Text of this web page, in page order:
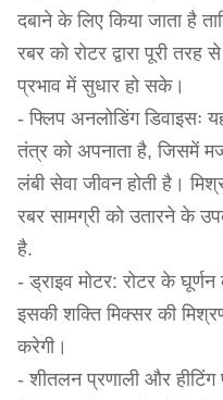
दबाने के लिए किया जाता है
रबर को रोटर द्वारा पूरी
प्रभाव में सुधार हो सके।
- फ्लिप अनलोडिंग डिवाइसः
तंत्र को अपनाता है, जिसमें
लंबी सेवा जीवन होती है।
रबर सामग्री को उतारने के
है.
- ड्राइव मोटर: रोटर के
इसकी शक्ति मिक्सर की
करेगी।
- शीतलन प्रणाली और हीटिंग